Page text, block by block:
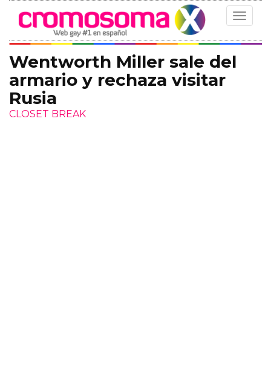
Toggle
Wentworth Miller sale del
armario y rechaza visitar
Rusia
CLOSET BREAK